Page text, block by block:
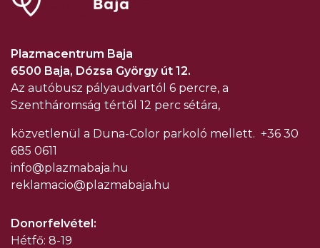
Plazmacentrum Baja
6500 Baja, Dózsa György út 12.
Az autóbusz pályaudvartól 6 percre, a
Szentháromság tértől 12 perc sétára,
közvetlenül a Duna-Color parkoló mellett. +36 30
685 0611
info@plazmabaja.hu
reklamacio@plazmabaja.hu
Donorfelvétel:
Hétfő: 8-19